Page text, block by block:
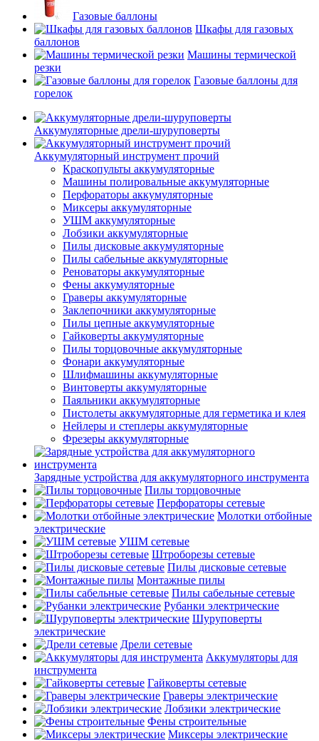
Газовые баллоны
Шкафы для газовых
баллонов
Машины термической
резки
Газовые баллоны для
горелок
Аккумуляторные дрели-шуруповерты
Аккумуляторный инструмент прочий
Краскопульты аккумуляторные
Машины полировальные аккумуляторные
Перфораторы аккумуляторные
Миксеры аккумуляторные
УШМ аккумуляторные
Лобзики аккумуляторные
Пилы дисковые аккумуляторные
Пилы сабельные аккумуляторные
Реноваторы аккумуляторные
Фены аккумуляторные
Граверы аккумуляторные
Заклепочники аккумуляторные
Пилы цепные аккумуляторные
Гайковерты аккумуляторные
Пилы торцовочные аккумуляторные
Фонари аккумуляторные
Шлифмашины аккумуляторные
Винтоверты аккумуляторные
Паяльники аккумуляторные
Пистолеты аккумуляторные для герметика и клея
Нейлеры и степлеры аккумуляторные
Фрезеры аккумуляторные
Зарядные устройства для аккумуляторного инструмента
Пилы торцовочные
Перфораторы сетевые
Молотки отбойные
электрические
УШМ сетевые
Штроборезы сетевые
Пилы дисковые сетевые
Монтажные пилы
Пилы сабельные сетевые
Рубанки электрические
Шуруповерты
электрические
Дрели сетевые
Аккумуляторы для
инструмента
Гайковерты сетевые
Граверы электрические
Лобзики электрические
Фены строительные
Миксеры электрические